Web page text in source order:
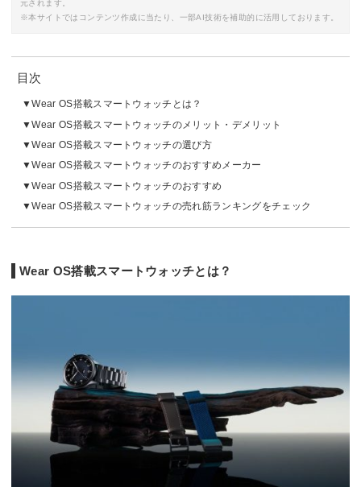
元されます。
※本サイトではコンテンツ作成に当たり、一部AI技術を補助的に活用しております。
目次
Wear OS搭載スマートウォッチとは？
Wear OS搭載スマートウォッチのメリット・デメリット
Wear OS搭載スマートウォッチの選び方
Wear OS搭載スマートウォッチのおすすめメーカー
Wear OS搭載スマートウォッチのおすすめ
Wear OS搭載スマートウォッチの売れ筋ランキングをチェック
Wear OS搭載スマートウォッチとは？